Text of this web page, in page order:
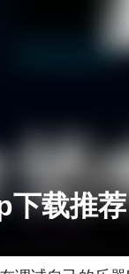
下载推荐